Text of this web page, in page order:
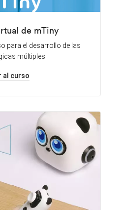
de mTiny
para el desarrollo de las
múltiples
al curso